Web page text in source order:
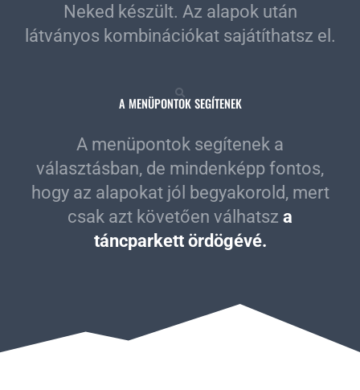
Neked készült. Az alapok után
látványos kombinációkat sajátíthatsz el.
A MENÜPONTOK SEGÍTENEK
A menüpontok segítenek a
választásban, de mindenképp fontos,
hogy az alapokat jól begyakorold, mert
csak azt követően válhatsz a
táncparkett ördögévé.